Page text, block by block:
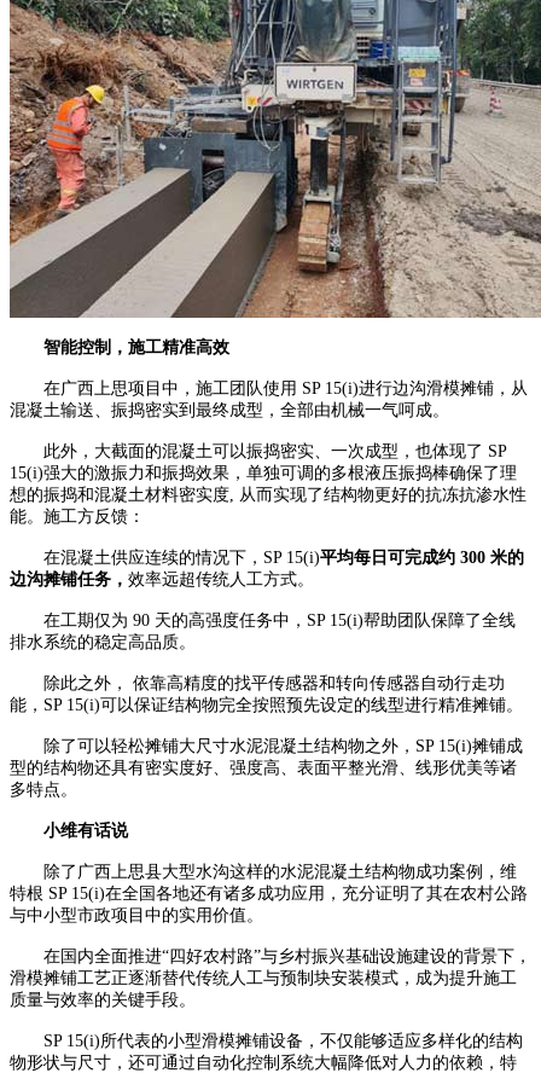
智能控制，施工精准高效
在广西上思项目中，施工团队使用 SP 15(i)进行边沟滑模摊铺，从
混凝土输送、振捣密实到最终成型，全部由机械一气呵成。
此外，大截面的混凝土可以振捣密实、一次成型，也体现了 SP
15(i)强大的激振力和振捣效果，单独可调的多根液压振捣棒确保了理
想的振捣和混凝土材料密实度, 从而实现了结构物更好的抗冻抗渗水性
能。施工方反馈：
在混凝土供应连续的情况下，SP 15(i)平均每日可完成约 300 米的
边沟摊铺任务， 效率远超传统人工方式。
在工期仅为 90 天的高强度任务中，SP 15(i)帮助团队保障了全线
排水系统的稳定高品质。
除此之外， 依靠高精度的找平传感器和转向传感器自动行走功
能，SP 15(i)可以保证结构物完全按照预先设定的线型进行精准摊铺。
除了可以轻松摊铺大尺寸水泥混凝土结构物之外，SP 15(i)摊铺成
型的结构物还具有密实度好、强度高、表面平整光滑、线形优美等诸
多特点。
小维有话说
除了广西上思县大型水沟这样的水泥混凝土结构物成功案例，维
特根 SP 15(i)在全国各地还有诸多成功应用，充分证明了其在农村公路
与中小型市政项目中的实用价值。
在国内全面推进“四好农村路”与乡村振兴基础设施建设的背景下，
滑模摊铺工艺正逐渐替代传统人工与预制块安装模式，成为提升施工
质量与效率的关键手段。
SP 15(i)所代表的小型滑模摊铺设备，不仅能够适应多样化的结构
物形状与尺寸，还可通过自动化控制系统大幅降低对人力的依赖，特